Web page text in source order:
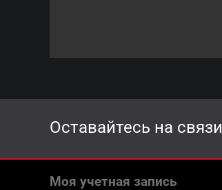
Оставайтесь на связи
Моя учетная запись